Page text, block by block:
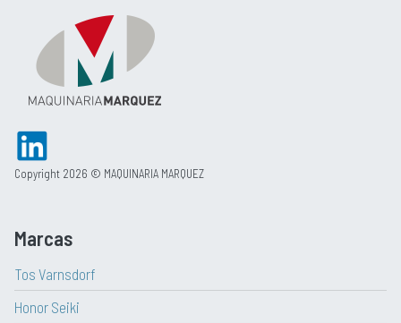
Copyright 2026 © MAQUINARIA MARQUEZ
Marcas
Tos Varnsdorf
Honor Seiki